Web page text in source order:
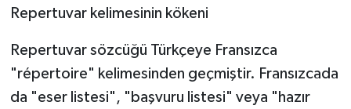
Repertuvar kelimesinin kökeni
Repertuvar sözcüğü Türkçeye Fransızca
"répertoire" kelimesinden geçmiştir. Fransızcada
da "eser listesi", "başvuru listesi" veya "hazır